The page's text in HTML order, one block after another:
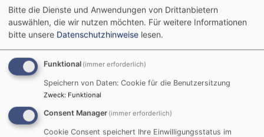
3
4 5 6 7 8
9
10
11 12 13 14
17
18 19 20 21 22
23
24
25 26 27
31
Tageslosung
Bitte die Dienste und Anwendungen von Drittanbietern
auswählen, die wir nutzen möchten. Für weitere Informationen
bitte unsere Datenschutzhinweise lesen.
Funktional (immer erforderlich)
Speichern von Daten: Cookie für die Benutzersitzung
Zweck: Funktional
Consent Manager (immer erforderlich)
Cookie Consent speichert Ihre Einwilligungsstatus im